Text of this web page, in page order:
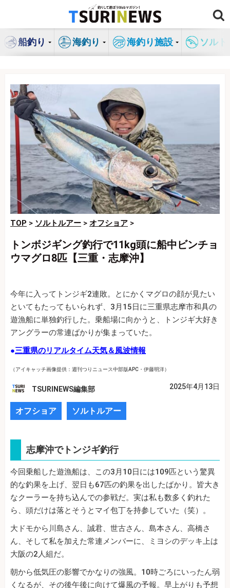
ン
船釣り 海釣り 海釣り施設 ソル
TOP > ソルトルアー > オフショア >
トンボジギング釣行で11kg頭に船中ビンチョ
ウマグロ8匹【三重・志摩沖】
今年に入ってトンジギ2連敗。とにかくマグロの顔が見たい
といてもたってもいられず、3月15日に三重県志摩市和具の
遊漁船に単独釣行した。乗船場に向かうと、トンジギ大好き
アングラーの常連ばかりが集まっていた。
●三重県のリアルタイム天気＆風波情報
（アイキャッチ画像提供：週刊つりニュース中部版APC・伊藤明洋）
TSURINEWS編集部 2025年4月13日
オフショア ソルトルアー
志摩沖でトンジギ釣行
今回乗船した遊漁船は、この3月10日には109匹という驚異
的な釣果を上げ、翌日も67匹の釣果を出したばかり。皆大き
なクーラーを持ち込んでの参戦だ。実は私も数多く釣れた
ら、頭だけは落とそうとマイ包丁を持参していた（笑）。
大ドモから川島さん、誠君、世古さん、島本さん、高橋さ
ん、そして私を加えた常連メンバーに、ミヨシのデッキ上は
大阪の2人組だ。
朝から低気圧の影響でかなりの強風。10時ごろにいったん弱
くなるが、その後午後に向けて爆風の予報。早上がりも予想